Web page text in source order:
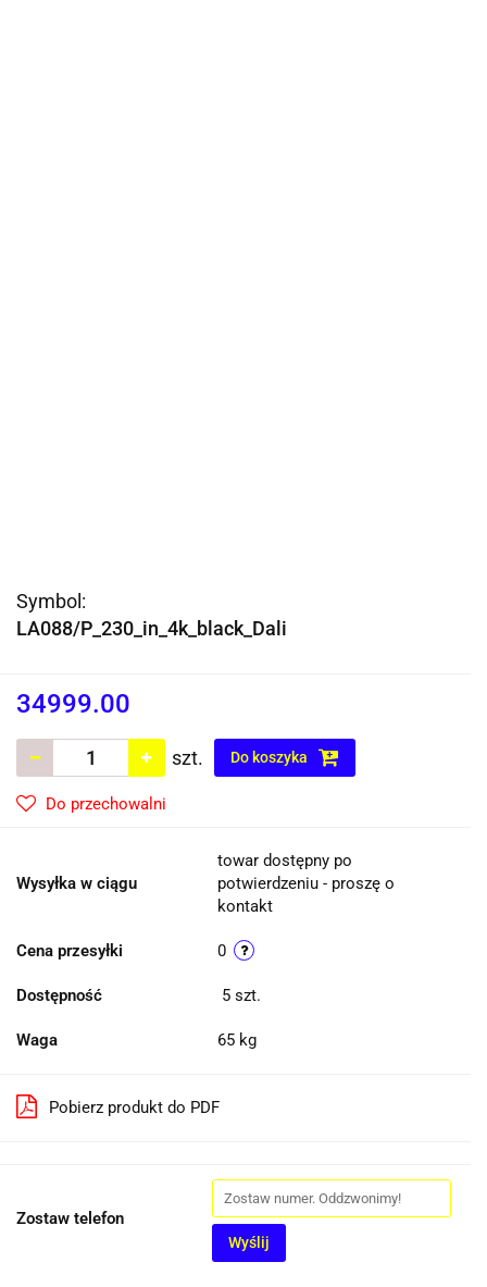
Symbol:
LA088/P_230_in_4k_black_Dali
34999.00
szt. Do koszyka
Do przechowalni
Wysyłka w ciągu
towar dostępny po
potwierdzeniu - proszę o
kontakt
Cena przesyłki 0
Dostępność 5 szt.
Waga 65 kg
Pobierz produkt do PDF
Zostaw telefon
Wyślij